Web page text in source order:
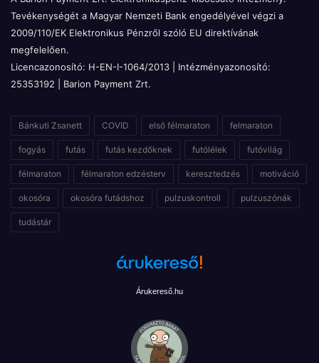
Tevékenységét a Magyar Nemzeti Bank engedélyével végzi a
2009/110/EK Elektronikus Pénzről szóló EU direktívának
megfelelően.
Licencazonosító: H-EN-I-1064/2013 | Intézményazonosító:
25353192 | Barion Payment Zrt.
Bánkuti Zsanett COVID első félmaraton felmaraton
fogyás futás futás kezdőknek futólélek futóvilág
félmaraton félmaraton edzésterv keresztedzés motiváció
okosóra okosóra futádshoz pulzuskontroll pulzuszónák
tudástár
Árukereső.hu